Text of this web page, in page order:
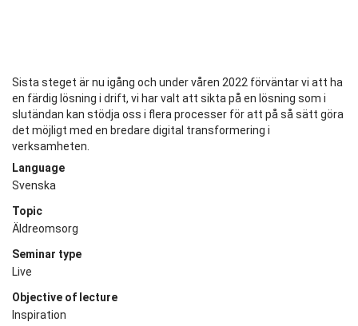
Sista steget är nu igång och under våren 2022 förväntar vi att ha
en färdig lösning i drift, vi har valt att sikta på en lösning som i
slutändan kan stödja oss i flera processer för att på så sätt göra
det möjligt med en bredare digital transformering i
verksamheten.
Language
Svenska
Topic
Äldreomsorg
Seminar type
Live
Objective of lecture
Inspiration